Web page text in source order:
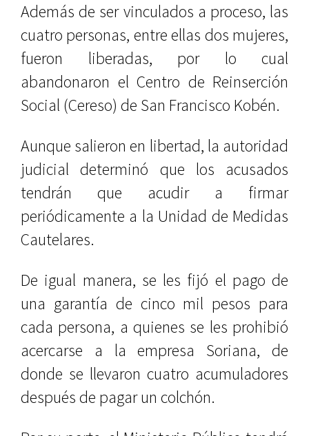
Además de ser vinculados a proceso, las
cuatro personas, entre ellas dos mujeres,
fueron liberadas, por lo cual
abandonaron el Centro de Reinserción
Social (Cereso) de San Francisco Kobén.
Aunque salieron en libertad, la autoridad
judicial determinó que los acusados
tendrán que acudir a firmar
periódicamente a la Unidad de Medidas
Cautelares.
De igual manera, se les fijó el pago de
una garantía de cinco mil pesos para
cada persona, a quienes se les prohibió
acercarse a la empresa Soriana, de
donde se llevaron cuatro acumuladores
después de pagar un colchón.